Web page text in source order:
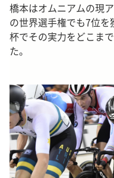
橋本はオムニアムの現
の世界選手権でも7位
杯でその実力をどこま
た。